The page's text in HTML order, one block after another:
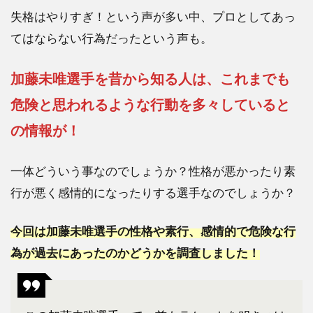
失格はやりすぎ！という声が多い中、プロとしてあっ
てはならない行為だったという声も。
加藤未唯選手を昔から知る人は、これまでも
危険と思われるような行動を多々していると
の情報が！
一体どういう事なのでしょうか？性格が悪かったり素
行が悪く感情的になったりする選手なのでしょうか？
今回は加藤未唯選手の性格や素行、感情的で危険な行
為が過去にあったのかどうかを調査しました！